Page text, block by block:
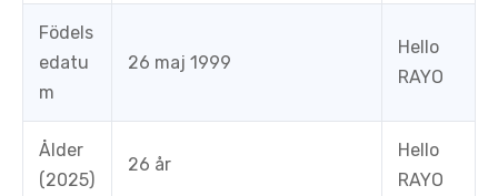
Födels
edatu
m
26 maj 1999
Hello
RAYO
Ålder
(2025)
26 år
Hello
RAYO